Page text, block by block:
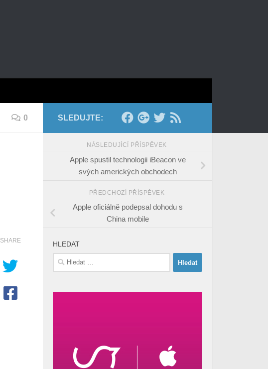
0
SHARE
SLEDUJTE:
NÁSLEDUJÍCÍ PŘÍSPĚVEK
Apple spustil technologii iBeacon ve
svých amerických obchodech
PŘEDCHOZÍ PŘÍSPĚVEK
Apple oficiálně podepsal dohodu s
China mobile
HLEDAT
Vyhledávání